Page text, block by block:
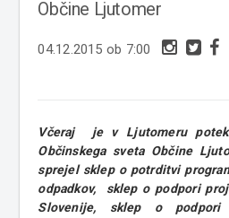
Občine Ljutomer
04.12.2015 ob 7:00
Včeraj je v Ljutomeru
Občinskega sveta Občine
sprejel sklep o potrditvi
odpadkov, sklep o podpori
Slovenije, sklep o podpori